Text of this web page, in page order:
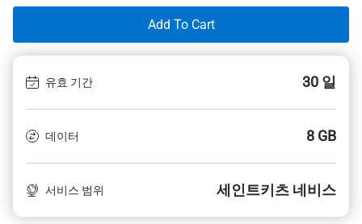
Add To Cart
유효 기간 30 일
데이터 8 GB
서비스 범위 세인트키츠 네비스